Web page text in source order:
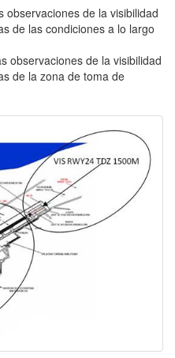
observaciones de la visibilidad
de las condiciones a lo largo
observaciones de la visibilidad
de la zona de toma de